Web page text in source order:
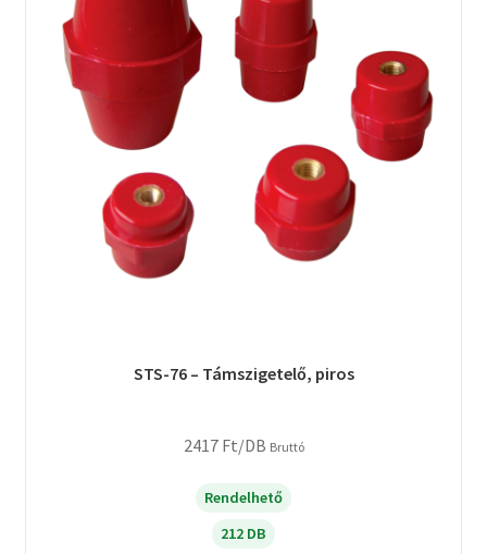
STS-76 – Támszigetelő, piros
2417 Ft/DB Bruttó
Rendelhető
212 DB